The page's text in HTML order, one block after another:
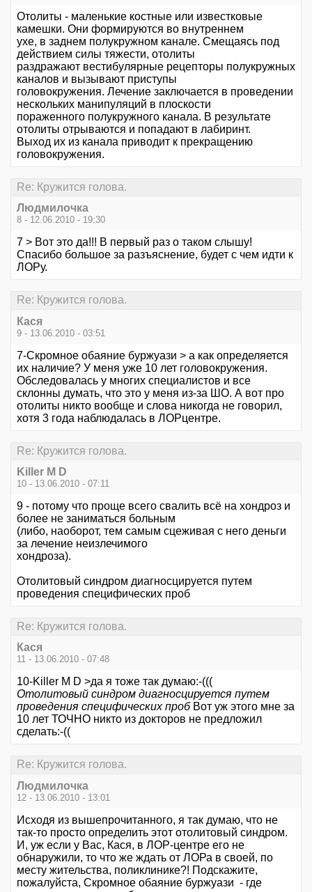
Отолиты - маленькие костные или известковые
камешки. Они формируются во внутреннем
ухе, в заднем полукружном канале. Смещаясь под
действием силы тяжести, отолиты
раздражают вестибулярные рецепторы полукружных
каналов и вызывают приступы
головокружения. Лечение заключается в проведении
нескольких манипуляций в плоскости
пораженного полукружного канала. В результате
отолиты отрываются и попадают в лабиринт.
Выход их из канала приводит к прекращению
головокружения.
Re: Кружится голова.
Людмилочка
8 - 12.06.2010 - 19:30
7 > Вот это да!!! В первый раз о таком слышу!
Спасибо большое за разъяснение, будет с чем идти к
ЛОРу.
Re: Кружится голова.
Кася
9 - 13.06.2010 - 03:51
7-Скромное обаяние буржуази > а как определяется
их наличие? У меня уже 10 лет головокружения.
Обследовалась у многих специалистов и все
склонны думать, что это у меня из-за ШО. А вот про
отолиты никто вообще и слова никогда не говорил,
хотя 3 года наблюдалась в ЛОРцентре.
Re: Кружится голова.
Killer M D
10 - 13.06.2010 - 07:11
9 - потому что проще всего свалить всё на хондроз и
более не заниматься больным
(либо, наоборот, тем самым сцеживая с него деньги
за лечение неизлечимого
хондроза).
Отолитовый синдром диагносцируется путем
проведения специфических проб
Re: Кружится голова.
Кася
11 - 13.06.2010 - 07:48
10-Killer M D >да я тоже так думаю:-(((
Отолитовый синдром диагносцируется путем
проведения специфических проб Вот уж этого мне за
10 лет ТОЧНО никто из докторов не предложил
сделать:-((
Re: Кружится голова.
Людмилочка
12 - 13.06.2010 - 13:01
Исходя из вышепрочитанного, я так думаю, что не
так-то просто определить этот отолитовый синдром.
И, уж если у Вас, Кася, в ЛОР-центре его не
обнаружили, то что же ждать от ЛОРа в своей, по
месту жительства, поликлинике?! Подскажите,
пожалуйста, Скромное обаяние буржуази - где